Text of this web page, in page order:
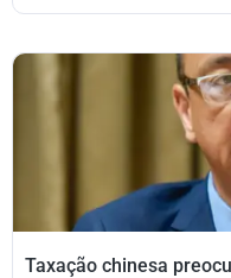
Taxação chinesa